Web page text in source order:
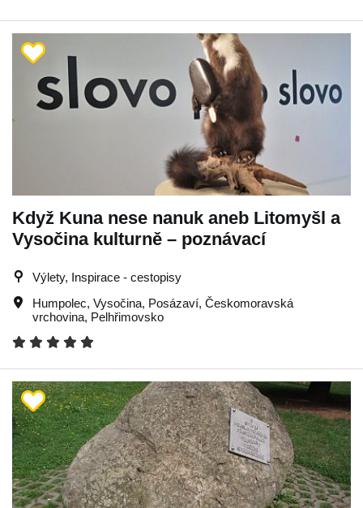
Když Kuna nese nanuk aneb Litomyšl a
Vysočina kulturně – poznávací
Výlety, Inspirace - cestopisy
Humpolec, Vysočina, Posázaví, Českomoravská
vrchovina, Pelhřimovsko